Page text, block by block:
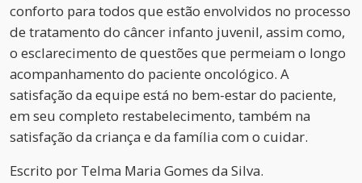
conforto para todos que estão envolvidos no processo
de tratamento do câncer infanto juvenil, assim como,
o esclarecimento de questões que permeiam o longo
acompanhamento do paciente oncológico. A
satisfação da equipe está no bem-estar do paciente,
em seu completo restabelecimento, também na
satisfação da criança e da família com o cuidar.
Escrito por Telma Maria Gomes da Silva.